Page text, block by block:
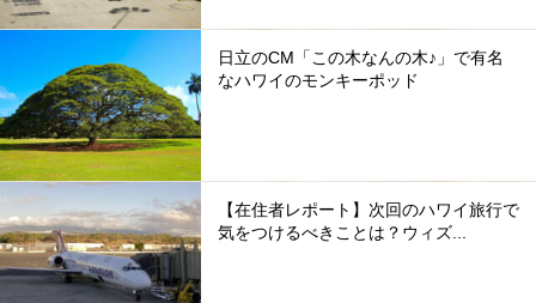
日立のCM「この木なんの木♪」で有名
なハワイのモンキーポッド
【在住者レポート】次回のハワイ旅行で
気をつけるべきことは？ウィズ...